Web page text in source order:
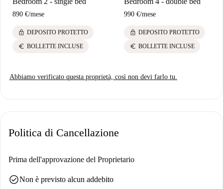
890 €/mese
lock DEPOSITO PROTETTO
euro BOLLETTE INCLUSE
990 €/mese
lock DEPOSITO PROTETTO
euro BOLLETTE INCLUSE
Abbiamo verificato questa proprietà, così non devi farlo tu.
Politica di Cancellazione
Prima dell'approvazione del Proprietario
check_circleNon è previsto alcun addebito